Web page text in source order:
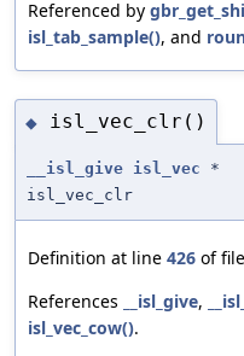
Referenced by
isl_tab_sample(), and
◆ isl_vec_clr()
__isl_give isl_vec *
isl_vec_clr
Definition at line 426 of file
References
__isl_give,
isl_vec_cow().